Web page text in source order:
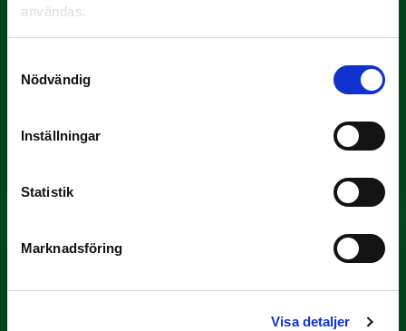
användas.
Nödvändig
Inställningar
Statistik
Marknadsföring
Visa detaljer
29 JUNI